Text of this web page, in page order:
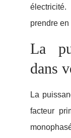
prendre en
La
dans
La
facteur